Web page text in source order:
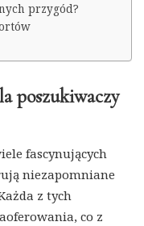
przygód?
poszukiwaczy
fascynujących
niezapomniane
z tych
co z